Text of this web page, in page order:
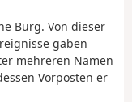
Burg. Von dieser
gaben
mehreren Namen
Vorposten er